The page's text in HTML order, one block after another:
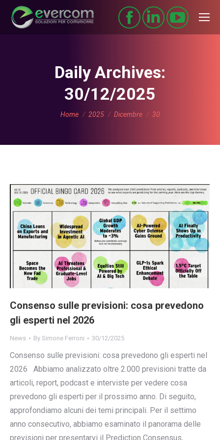
Daily Archives:
30/12/2025
You are here:
Home 2025 Dicembre 30
Consenso sulle previsioni: cosa prevedono
gli esperti nel 2026
News By Simone Ferroni 30/12/2025
Consenso sulle previsioni: cosa prevedono gli esperti nel
2026 Abbiamo analizzato oltre 2.000 previsioni tratte da
articoli, report, podcast e interviste per vedere cosa
prevedono gli esperti per il prossimo anno. Di seguito,
approfondiamo alcuni dei temi principali. Per il settimo
anno consecutivo, abbiamo esaminato il panorama delle
previsioni per presentarvi il Prediction Consensus,…